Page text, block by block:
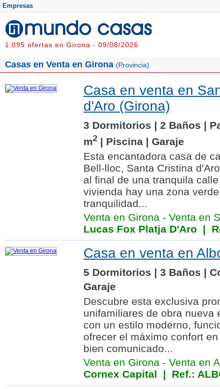
Empresas
1.095 ofertas en Girona - 09/08/2026
Casas en Venta en Girona (Provincia)
Casa en venta en
d'Aro (Girona)
3 Dormitorios | 2 Baños |
m2 | Piscina | Garaje
Esta encantadora casa de
Bell-lloc, Santa Cristina
al final de una tranquila
vivienda hay una zona
tranquilidad...
Venta en Girona - Venta en
Lucas Fox Platja D'Aro |
Casa en venta en
5 Dormitorios | 3 Baños |
Garaje
Descubre esta exclusiva
unifamiliares de obra nueva
con un estilo moderno,
ofrecer el máximo confort
bien comunicado...
Venta en Girona - Venta en
Cornex Capital | Ref.: